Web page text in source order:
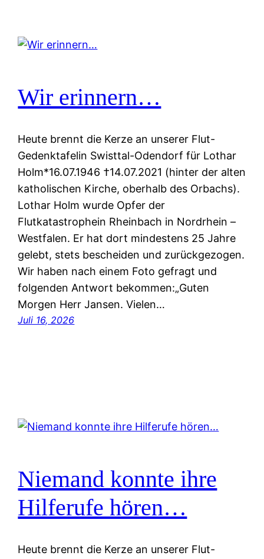
Wir erinnern…
Heute brennt die Kerze an unserer Flut-
Gedenktafelin Swisttal-Odendorf für Lothar
Holm*16.07.1946 †14.07.2021 (hinter der alten
katholischen Kirche, oberhalb des Orbachs).
Lothar Holm wurde Opfer der
Flutkatastrophein Rheinbach in Nordrhein –
Westfalen. Er hat dort mindestens 25 Jahre
gelebt, stets bescheiden und zurückgezogen.
Wir haben nach einem Foto gefragt und
folgenden Antwort bekommen:„Guten
Morgen Herr Jansen. Vielen…
Juli 16, 2026
Niemand konnte ihre
Hilferufe hören…
Heute brennt die Kerze an unserer Flut-